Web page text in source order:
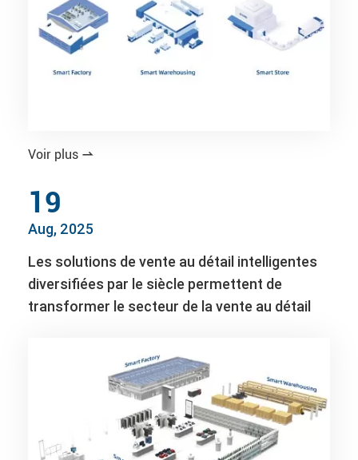
Voir plus 
19
Aug, 2025
Les solutions de vente au détail intelligentes
diversifiées par le siècle permettent de
transformer le secteur de la vente au détail